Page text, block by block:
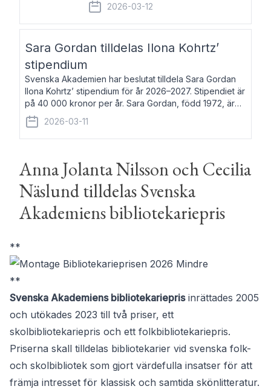
kallade Bernadotteprogrammet med
syfte att genom stipendier erbjuda stöd
2026-03-12
Sara Gordan tilldelas Ilona Kohrtz’
stipendium
Svenska Akademien har beslutat tilldela Sara Gordan
Ilona Kohrtz’ stipendium för år 2026–2027. Stipendiet är
på 40 000 kronor per år. Sara Gordan, född 1972, är
författare och översättare. Hon debuterade 2006 med
det prosalyriska verket En
2026-03-11
Anna Jolanta Nilsson och Cecilia
Näslund tilldelas Svenska
Akademiens bibliotekariepris
**
**
Svenska Akademiens bibliotekarieprisinrättades 2005
och utökades 2023 till två priser, ett
skolbibliotekariepris och ett folkbibliotekariepris.
Priserna skall tilldelas bibliotekarier vid svenska folk-
och skolbibliotek som gjort värdefulla insatser för att
främja intresset för klassisk och samtida skönlitteratur.